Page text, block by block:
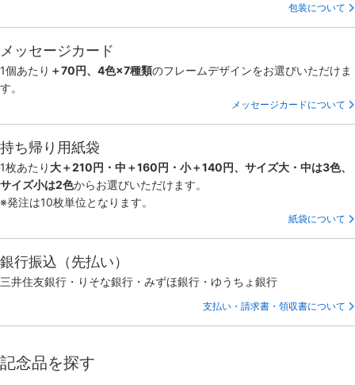
包装について
メッセージカード
1個あたり ＋70円、4色×7種類のフレームデザインをお選びいただけま
す。
メッセージカードについて
持ち帰り用紙袋
1枚あたり 大＋210円・中＋160円・小＋140円、サイズ大・中は3色、
サイズ小は2色からお選びいただけます。
※発注は10枚単位となります。
紙袋について
銀行振込（先払い）
三井住友銀行・りそな銀行・みずほ銀行・ゆうちょ銀行
支払い・請求書・領収書について
記念品を探す